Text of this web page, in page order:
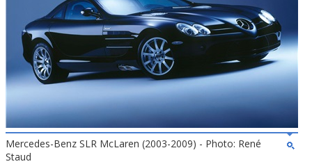
Mercedes-Benz SLR McLaren (2003-2009) - Photo: René
Staud